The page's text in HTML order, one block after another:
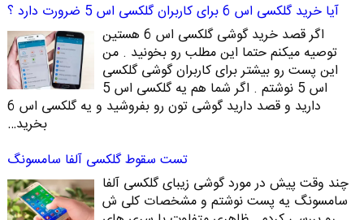
آیا خرید گلکسی اس 6 برای کاربران گلکسی اس 5 ضرورت دارد ؟
اگر قصد خرید گوشی گلکسی اس 6 هستین
توصیه میکنم حتما این مطلب رو بخونید . من
این پست رو بیشتر برای کاربران گوشی گلکسی
اس 5 نوشتم . اگر شما هم یه گلکسی اس 5
دارید و قصد دارید گوشی تون رو بفروشید و یه گلکسی اس 6
بخرید…
تست سقوط گلکسی آلفا سامسونگ
چند وقت پیش در مورد گوشی زیبای گلکسی آلفا
سامسونگ یه پست نوشتم و مشخصات کلی ش